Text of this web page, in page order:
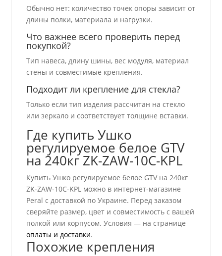
Обычно нет: количество точек опоры зависит от
длины полки, материала и нагрузки.
Что важнее всего проверить перед
покупкой?
Тип навеса, длину шины, вес модуля, материал
стены и совместимые крепления.
Подходит ли крепление для стекла?
Только если тип изделия рассчитан на стекло
или зеркало и соответствует толщине вставки.
Где купить Ушко
регулируемое белое GTV
на 240кг ZK-ZAW-10C-KPL
Купить Ушко регулируемое белое GTV на 240кг
ZK-ZAW-10C-KPL можно в интернет-магазине
Peral с доставкой по Украине. Перед заказом
сверяйте размер, цвет и совместимость с вашей
полкой или корпусом. Условия — на странице
оплаты и доставки.
Похожие крепления